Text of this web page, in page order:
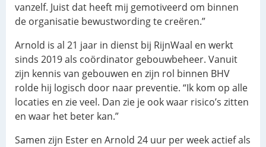
vanzelf. Juist dat heeft mij gemotiveerd om binnen
de organisatie bewustwording te creëren.”
Arnold is al 21 jaar in dienst bij RijnWaal en werkt
sinds 2019 als coördinator gebouwbeheer. Vanuit
zijn kennis van gebouwen en zijn rol binnen BHV
rolde hij logisch door naar preventie. “Ik kom op alle
locaties en zie veel. Dan zie je ook waar risico’s zitten
en waar het beter kan.”
Samen zijn Ester en Arnold 24 uur per week actief als